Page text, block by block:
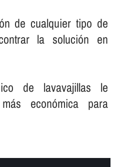
de cualquier tipo de
la solución en
de lavavajillas le
económica para